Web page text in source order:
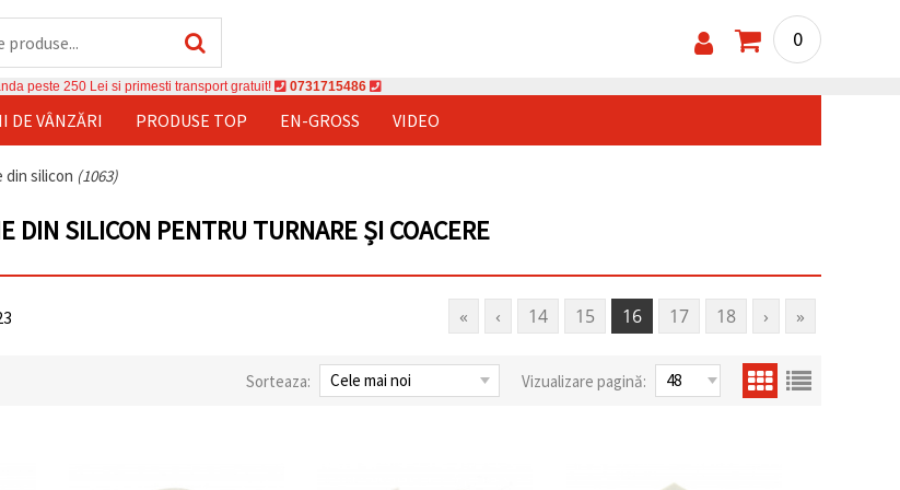
0
peste 250 Lei si primesti transport gratuit! 0731715486
DE VÂNZĂRI PRODUSE TOP EN-GROSS VIDEO
din silicon (1063)
DIN SILICON PENTRU TURNARE ȘI COACERE
« ‹ 14 15 16 17 18 › »
Sorteaza: Vizualizare pagină: